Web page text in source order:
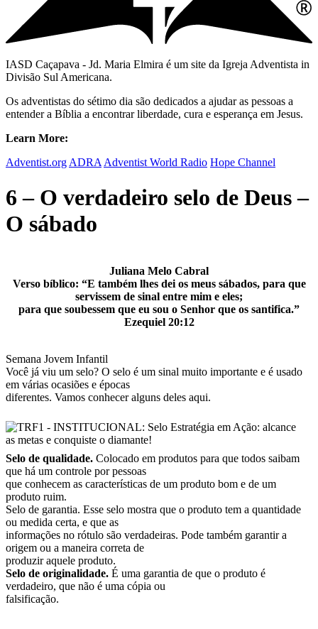
IASD Caçapava - Jd. Maria Elmira é um site da Igreja Adventista in
Divisão Sul Americana.
Os adventistas do sétimo dia são dedicados a ajudar as pessoas a
entender a Bíblia a encontrar liberdade, cura e esperança em Jesus.
Learn More:
Adventist.org ADRA Adventist World Radio Hope Channel
6 – O verdadeiro selo de Deus –
O sábado
Juliana Melo Cabral
Verso bíblico: “E também lhes dei os meus sábados, para que
servissem de sinal entre mim e eles;
para que soubessem que eu sou o Senhor que os santifica.”
Ezequiel 20:12
Semana Jovem Infantil
Você já viu um selo? O selo é um sinal muito importante e é usado
em várias ocasiões e épocas
diferentes. Vamos conhecer alguns deles aqui.
Selo de qualidade. Colocado em produtos para que todos saibam
que há um controle por pessoas
que conhecem as características de um produto bom e de um
produto ruim.
Selo de garantia. Esse selo mostra que o produto tem a quantidade
ou medida certa, e que as
informações no rótulo são verdadeiras. Pode também garantir a
origem ou a maneira correta de
produzir aquele produto.
Selo de originalidade. É uma garantia de que o produto é
verdadeiro, que não é uma cópia ou
falsificação.